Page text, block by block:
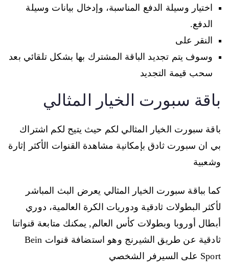
اختيار وسيلة الدفع المناسبة، وإدخال بيانات وسيلة
الدفع.
النقر على
وسوف يتم تجديد الباقة المشترك بها بشكل تلقائي بعد
سحب قيمة التجديد
باقة سبورت الخيار المثالي
باقة سبورت الخيار المثالي لكم حيث يتيح لكم اشتراك
بي ان سبورت ثادق بإمكانية مشاهدة القنوات الأكثر إثارة
وشعبية
كما بباقة سبورت الخيار المثالي يعرض البث المباشر
لأكثر البطولات ثادقية ودوريات الكرة العالمية، دوري
أبطال أوروبا وبطولات كأس العالم, يمكنك متابعة قنواتنا
ثادقية عن طريق الشيرنج وهو استضافة قنوات Bein
Sport على السيرفر الشخصي